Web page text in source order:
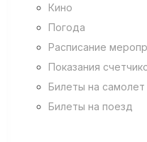
Кино
Погода
Расписание
Показания
Билеты на самолет
Билеты на поезд